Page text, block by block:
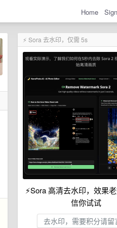
Home
⚡ Sora 去水印，仅需 5s
⚡Sora 高清去水印，效果
信你试试
去水印，需要积分请留